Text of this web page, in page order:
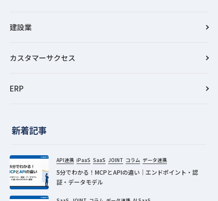
建設業
カスタマーサクセス
ERP
新着記事
API連携 iPaaS SaaS JOINT コラム データ連携
5分でわかる！MCPとAPIの違い｜エンドポイント・認
証・データモデル